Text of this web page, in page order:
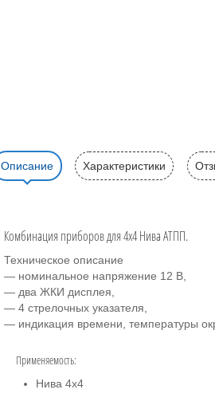
Описание Характеристики
Комбинация приборов для 4х4 Нива АТПП.
Техническое описание
— номинальное напряжение 12 В,
— два ЖКИ дисплея,
— 4 стрелочных указателя,
— индикация времени, температуры
Применяемость:
Нива 4х4